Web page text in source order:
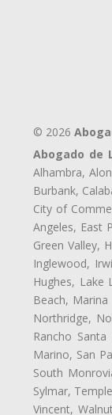
© 2026
Abogado de
Alhambra,
Burbank,
City of
Angeles, East
Green Valley,
Inglewood,
Hughes, Lake
Beach,
Northridge,
Rancho
Marino, San
South
Sylmar,
Vincent,